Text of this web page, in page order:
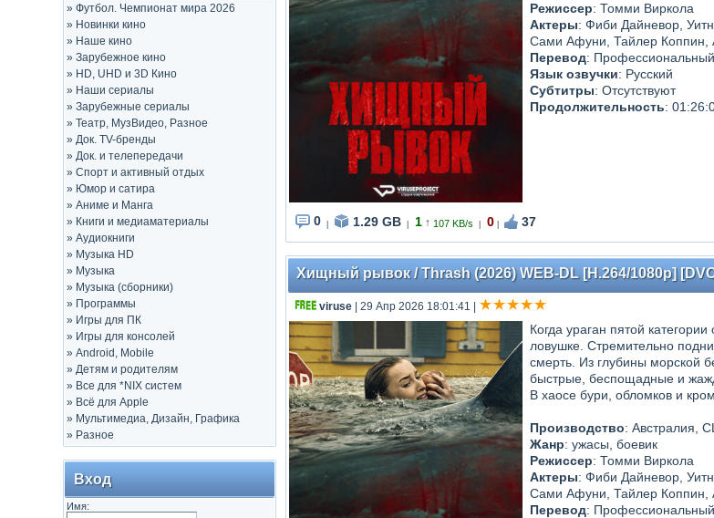
» Футбол. Чемпионат мира 2026
» Новинки кино
» Наше кино
» Зарубежное кино
» HD, UHD и 3D Кино
» Наши сериалы
» Зарубежные сериалы
» Театр, МузВидео, Разное
» Док. TV-бренды
» Док. и телепередачи
» Спорт и активный отдых
» Юмор и сатира
» Аниме и Манга
» Книги и медиаматериалы
» Аудиокниги
» Музыка HD
» Музыка
» Музыка (сборники)
» Программы
» Игры для ПК
» Игры для консолей
» Android, Mobile
» Детям и родителям
» Все для *NIX систем
» Всё для Apple
» Мультимедиа, Дизайн, Графика
» Разное
Вход
Имя:
Режиссер: Томми Виркола
Актеры: Фиби Дайневор,
Сами Афуни, Тайлер Коппин,
Перевод:
Язык озвучки: Русский
Субтитры: Отсутствуют
Продолжительность:
0 1.29 GB 1 ↑ 107 KB/s 0 37
Хищный рывок / Thrash (2026) WEB-DL [H.264/1080p]
viruse| 29 Апр 2026 18:01:41
Когда ураган пятой
ловушке. Стремительно
смерть. Из глубины морской
быстрые, беспощадные и
В хаосе бури, обломков и
Производство: Австралия,
Жанр: ужасы, боевик
Режиссер: Томми Виркола
Актеры: Фиби Дайневор,
Сами Афуни, Тайлер Коппин,
Перевод: